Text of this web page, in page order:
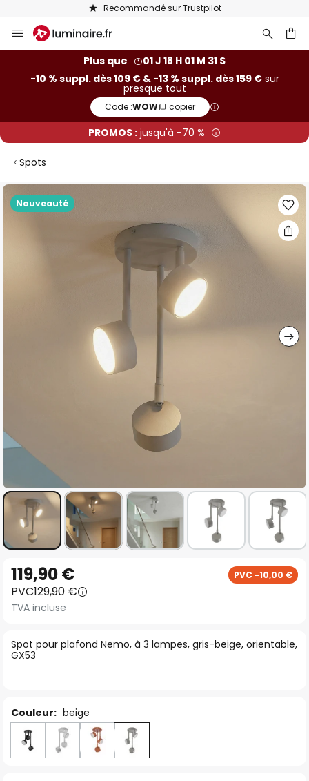
Recommandé sur Trustpilot
Allez
au
Plus que
01 J 18 H 01 M 30 S
-10 % suppl. dès 109 € & -13 % suppl. dès 159 €sur
presque tout
Code :WOW copier
PROMOS : jusqu'à -70 %
Spots
Nouveauté
Skip
to
to
the
beginning
the
images
Spot pour plafond Nemo, à 3 lampes, gris-beige, orientable,
GX53
119,90 € PVC -10,00 €
PVC129,90 €
TVA incluse
Couleur: beige